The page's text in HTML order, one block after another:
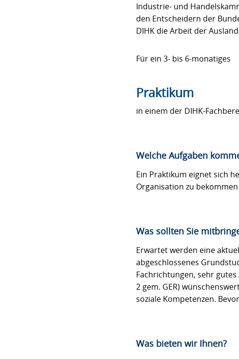
Industrie- und
den Entscheidern der
DIHK die Arbeit der
Für ein 3- bis 6-monatiges
Praktikum
in einem der DIHK-
Welche Aufgaben
Ein Praktikum eignet sich
Organisation zu
Was sollten Sie
Erwartet werden eine
abgeschlossenes
Fachrichtungen, sehr
2 gem. GER)
soziale Kompetenzen.
Was bieten wir Ihnen?